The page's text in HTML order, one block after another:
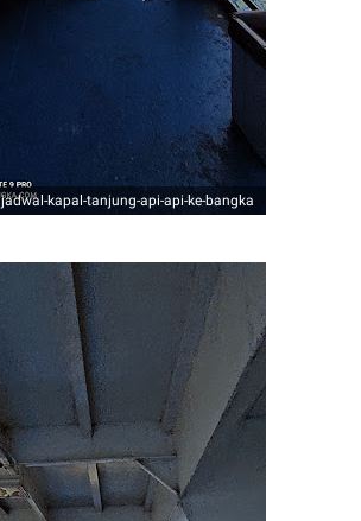
jadwal-kapal-tanjung-api-api-ke-bangka